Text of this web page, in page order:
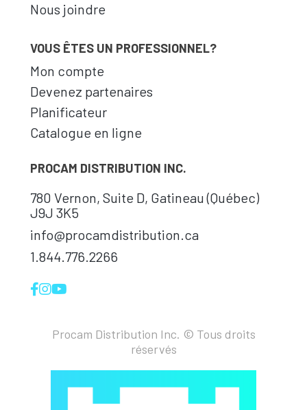
Nous joindre
VOUS ÊTES UN PROFESSIONNEL?
Mon compte
Devenez partenaires
Planificateur
Catalogue en ligne
PROCAM DISTRIBUTION INC.
780 Vernon, Suite D, Gatineau (Québec)
J9J 3K5
info@procamdistribution.ca
1.844.776.2266
Procam Distribution Inc. © Tous droits
réservés